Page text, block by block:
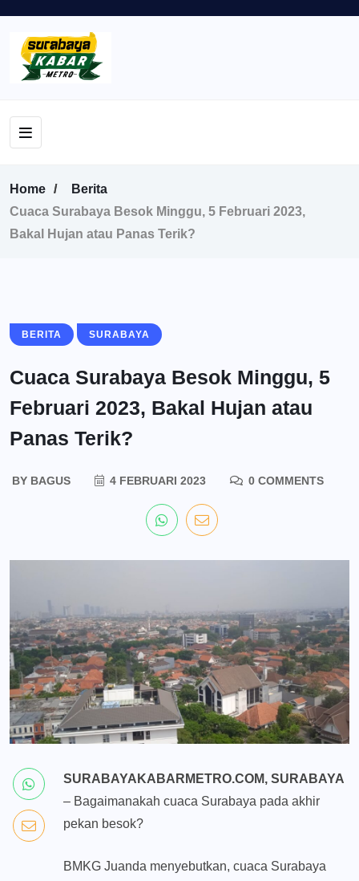
Home
Berita
Cuaca Surabaya Besok Minggu, 5 Februari 2023,
Bakal Hujan atau Panas Terik?
BERITA SURABAYA
Cuaca Surabaya Besok Minggu, 5
Februari 2023, Bakal Hujan atau
Panas Terik?
BYBAGUS 4 FEBRUARI 2023 0 COMMENTS
SURABAYAKABARMETRO.COM, SURABAYA
– Bagaimanakah cuaca Surabaya pada akhir
pekan besok?
BMKG Juanda menyebutkan, cuaca Surabaya